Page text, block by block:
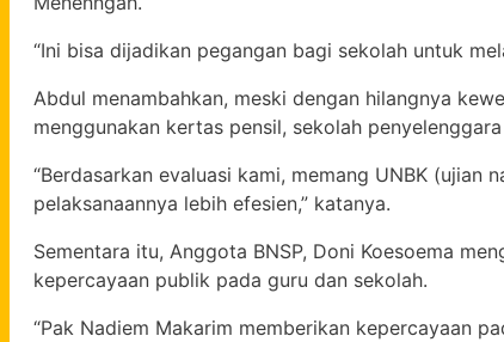
“Ini bisa dijadikan pegangan bagi sekolah untuk
Abdul menambahkan, meski dengan hilangnya
menggunakan kertas pensil, sekolah
“Berdasarkan evaluasi kami, memang UNBK
pelaksanaannya lebih efesien,” katanya.
Sementara itu, Anggota BNSP, Doni Koesoema
kepercayaan publik pada guru dan sekolah.
“Pak Nadiem Makarim memberikan kepercayaan